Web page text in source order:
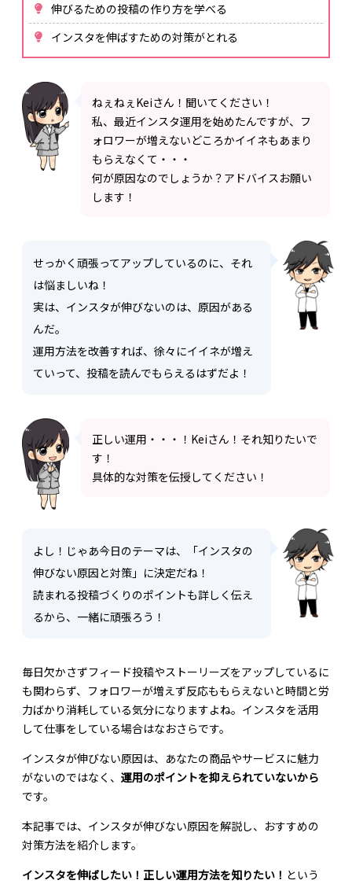
伸びるための投稿の作り方を学べる
インスタを伸ばすための対策がとれる
ねぇねぇKeiさん！聞いてください！
私、最近インスタ運用を始めたんですが、フ
ォロワーが増えないどころかイイネもあまり
もらえなくて・・・
何が原因なのでしょうか？アドバイスお願い
します！
せっかく頑張ってアップしているのに、それ
は悩ましいね！
実は、インスタが伸びないのは、原因がある
んだ。
運用方法を改善すれば、徐々にイイネが増え
ていって、投稿を読んでもらえるはずだよ！
正しい運用・・・！Keiさん！それ知りたいで
す！
具体的な対策を伝授してください！
よし！じゃあ今日のテーマは、「インスタの
伸びない原因と対策」に決定だね！
読まれる投稿づくりのポイントも詳しく伝え
るから、一緒に頑張ろう！
毎日欠かさずフィード投稿やストーリーズをアップしているに
も関わらず、フォロワーが増えず反応ももらえないと時間と労
力ばかり消耗している気分になりますよね。インスタを活用
して仕事をしている場合はなおさらです。
インスタが伸びない原因は、あなたの商品やサービスに魅力
がないのではなく、運用のポイントを抑えられていないから
です。
本記事では、インスタが伸びない原因を解説し、おすすめの
対策方法を紹介します。
インスタを伸ばしたい！正しい運用方法を知りたい！ という